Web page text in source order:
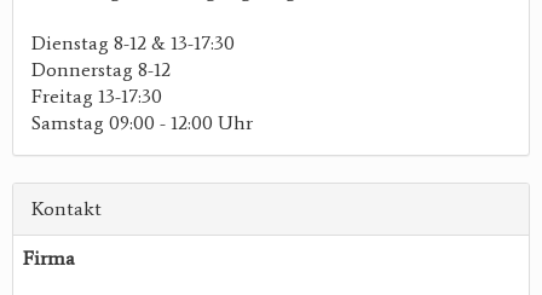
Dienstag 8-12 & 13-17:30
Donnerstag 8-12
Freitag 13-17:30
Samstag 09:00 - 12:00 Uhr
Kontakt
Firma